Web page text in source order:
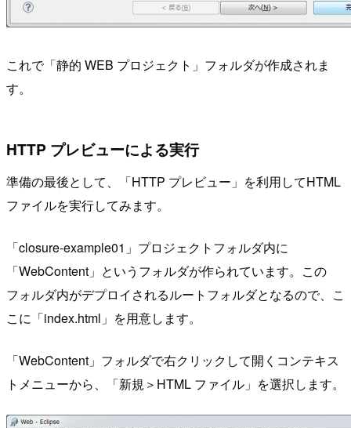
これで「静的 WEB プロジェクト」フォルダが作成されま
す。
HTTP プレビューによる実行
準備の最後として、「HTTP プレビュー」を利用してHTML
ファイルを実行してみます。
「closure-example01」プロジェクトフォルダ内に
「WebContent」というフォルダが作られています。この
フォルダ内がデプロイされるルートフォルダとなるので、こ
こに「index.html」を用意します。
「WebContent」フォルダで右クリックして開くコンテキス
トメニューから、「新規＞HTML ファイル」を選択します。